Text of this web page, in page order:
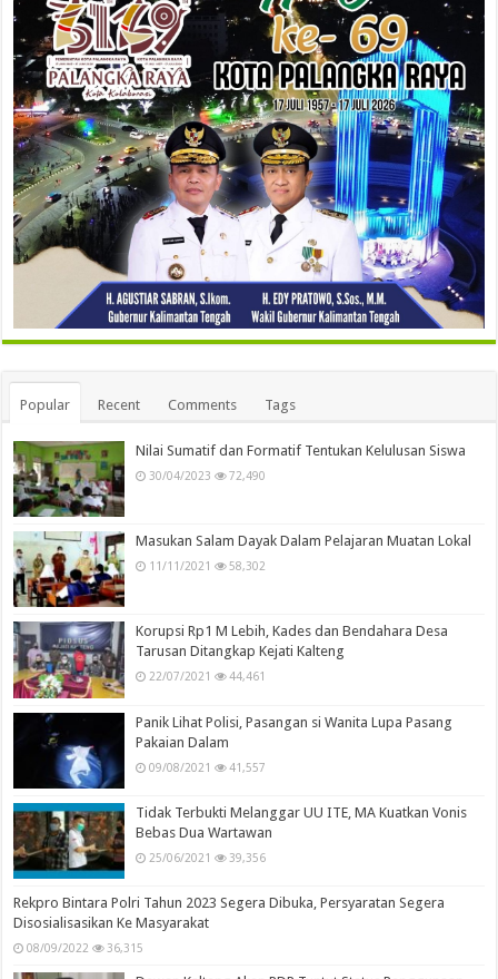
Popular Recent Comments Tags
Nilai Sumatif dan Formatif Tentukan Kelulusan Siswa
30/04/2023 72,490
Masukan Salam Dayak Dalam Pelajaran Muatan Lokal
11/11/2021 58,302
Korupsi Rp1 M Lebih, Kades dan Bendahara Desa
Tarusan Ditangkap Kejati Kalteng
22/07/2021 44,461
Panik Lihat Polisi, Pasangan si Wanita Lupa Pasang
Pakaian Dalam
09/08/2021 41,557
Tidak Terbukti Melanggar UU ITE, MA Kuatkan Vonis
Bebas Dua Wartawan
25/06/2021 39,356
Rekpro Bintara Polri Tahun 2023 Segera Dibuka, Persyaratan Segera
Disosialisasikan Ke Masyarakat
08/09/2022 36,315